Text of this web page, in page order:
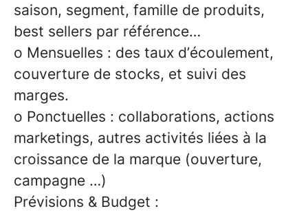
saison, segment, famille de produits,
best sellers par référence…
o Mensuelles : des taux d’écoulement,
couverture de stocks, et suivi des
marges.
o Ponctuelles : collaborations, actions
marketings, autres activités liées à la
croissance de la marque (ouverture,
campagne …)
Prévisions & Budget :